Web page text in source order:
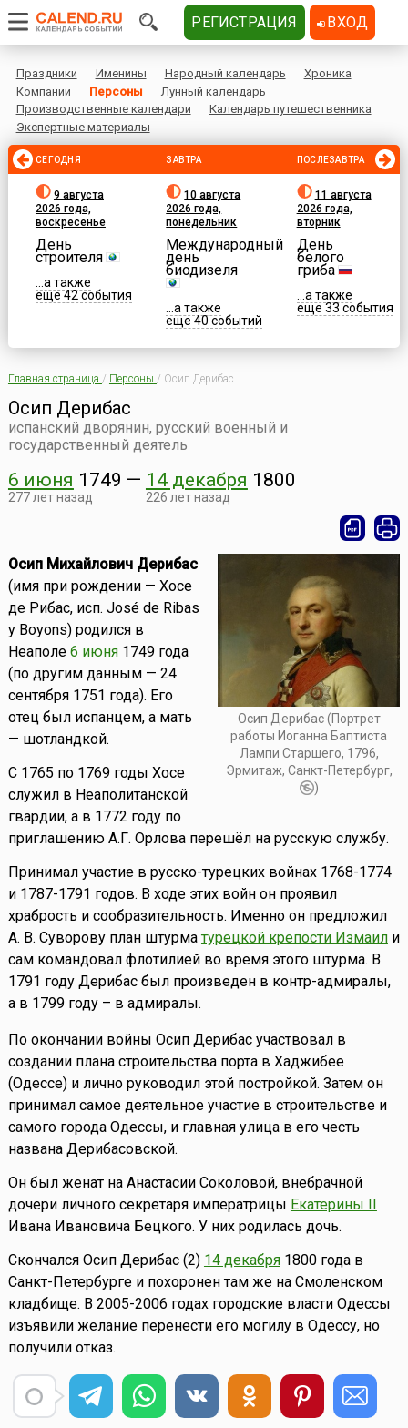
Праздники Именины Народный календарь
Хроника
Компании
Персоны
Лунный календарь
Производственные календари
Календарь путешественника
Экспертные материалы
СЕГОДНЯ
9 августа
2026 года,
воскресенье
День
строителя
...а также
еще 42 события
ЗАВТРА
10 августа
2026 года,
понедельник
Международный
день
биодизеля
...а также
еще 40 событий
ПОСЛЕЗАВТРА
11 августа
2026 года,
вторник
День
белого
гриба
...а также
еще 33 события
Главная страница / Персоны / Осип Дерибас
Осип Дерибас
испанский дворянин, русский военный и
государственный деятель
6 июня 1749
277 лет назад
— 14 декабря 1800
226 лет назад
Осип Дерибас (Портрет
работы Иоганна Баптиста
Лампи Старшего, 1796,
Эрмитаж, Санкт-Петербург,
)
Осип Михайлович Дерибас
(имя при рождении — Хосе
де Рибас, исп. José de Ribas
y Boyons) родился в
Неаполе 6 июня1749 года
(по другим данным — 24
сентября 1751 года). Его
отец был испанцем, а мать
— шотландкой.
С 1765 по 1769 годы Хосе
служил в Неаполитанской
гвардии, а в 1772 году по
приглашению А.Г. Орлова перешёл на русскую службу.
Принимал участие в русско-турецких войнах 1768-1774
и 1787-1791 годов. В ходе этих войн он проявил
храбрость и сообразительность. Именно он предложил
А. В. Суворову план штурма турецкой крепости Измаили
сам командовал флотилией во время этого штурма. В
1791 году Дерибас был произведен в контр-адмиралы,
а в 1799 году – в адмиралы.
По окончании войны Осип Дерибас участвовал в
создании плана строительства порта в Хаджибее
(Одессе) и лично руководил этой постройкой. Затем он
принимал самое деятельное участие в строительстве и
самого города Одессы, и главная улица в его честь
названа Дерибасовской.
Он был женат на Анастасии Соколовой, внебрачной
дочери личного секретаря императрицы Екатерины II
Ивана Ивановича Бецкого. У них родилась дочь.
Скончался Осип Дерибас (2) 14 декабря1800 года в
Санкт-Петербурге и похоронен там же на Смоленском
кладбище. В 2005-2006 годах городские власти Одессы
изъявили желание перенести его могилу в Одессу, но
получили отказ.
РЕГИСТРАЦИЯ ВХОД